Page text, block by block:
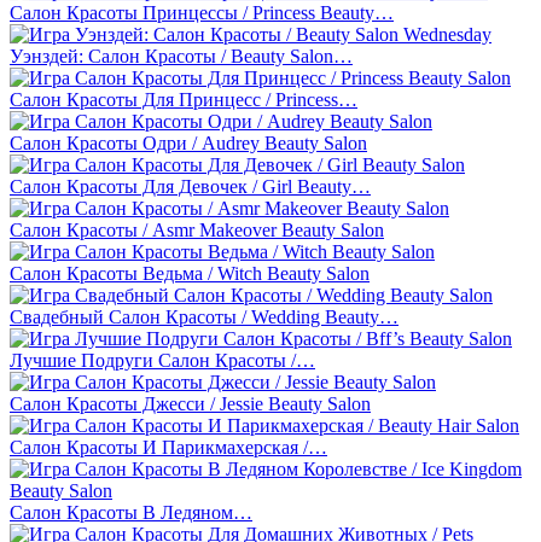
Салон Красоты Принцессы / Princess Beauty…
Уэнздей: Салон Красоты / Beauty Salon…
Салон Красоты Для Принцесс / Princess…
Салон Красоты Одри / Audrey Beauty Salon
Салон Красоты Для Девочек / Girl Beauty…
Салон Красоты / Asmr Makeover Beauty Salon
Салон Красоты Ведьма / Witch Beauty Salon
Свадебный Салон Красоты / Wedding Beauty…
Лучшие Подруги Салон Красоты /…
Салон Красоты Джесси / Jessie Beauty Salon
Салон Красоты И Парикмахерская /…
Салон Красоты В Ледяном…